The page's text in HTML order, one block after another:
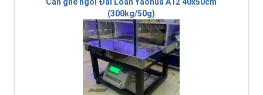
Cân ghế ngồi Đài Loan Yaohua A12 40x50cm
(300kg/50g)